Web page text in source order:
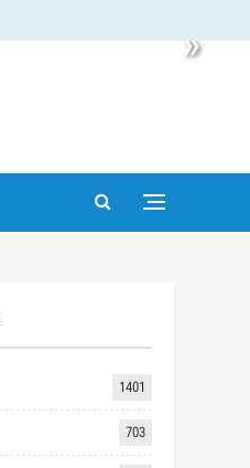
»
1401
703